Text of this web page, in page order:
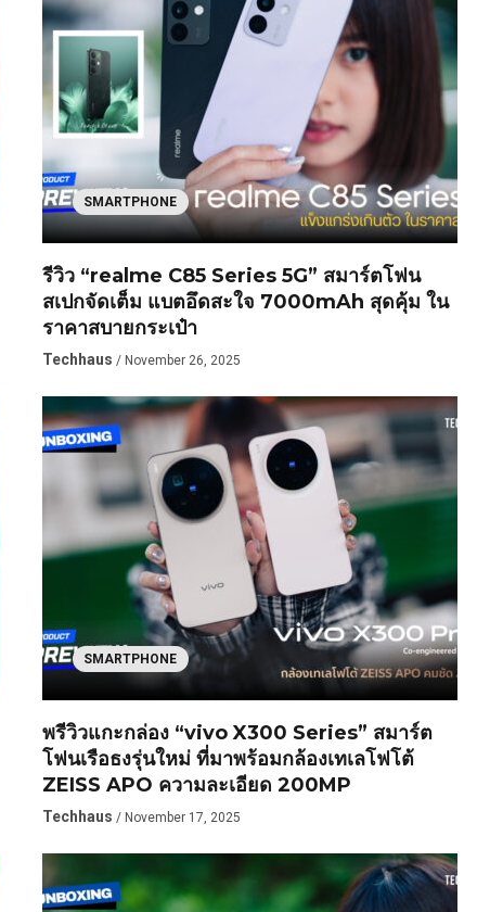
SMARTPHONE
รีวิว “realme C85 Series 5G” สมาร์ตโฟน
สเปกจัดเต็ม แบตอึดสะใจ 7000mAh สุดคุ้ม ใน
ราคาสบายกระเป๋า
Techhaus / November 26, 2025
SMARTPHONE
พรีวิวแกะกล่อง “vivo X300 Series” สมาร์ต
โฟนเรือธงรุ่นใหม่ ที่มาพร้อมกล้องเทเลโฟโต้
ZEISS APO ความละเอียด 200MP
Techhaus / November 17, 2025